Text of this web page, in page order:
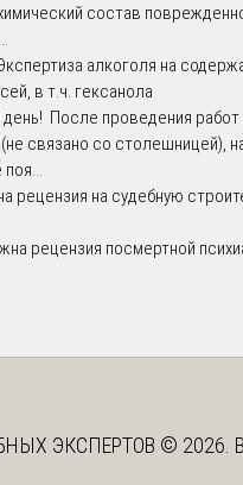
состав
алкоголя на
в т.ч. гексанола
После проведения работ
связано со столешницей),
рецензия на судебную
рецензия посмертной
ЭКСПЕРТОВ © 2026.